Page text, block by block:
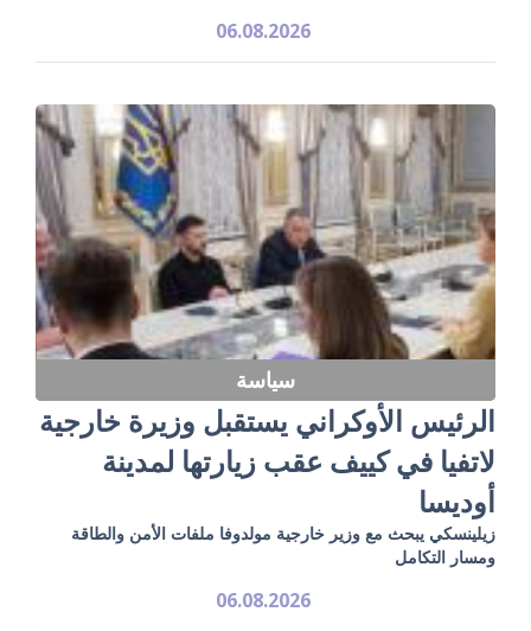
06.08.2026
سياسة
الرئيس الأوكراني يستقبل وزيرة خارجية
لاتفيا في كييف عقب زيارتها لمدينة
أوديسا
زيلينسكي يبحث مع وزير خارجية مولدوفا ملفات الأمن والطاقة
ومسار التكامل
06.08.2026